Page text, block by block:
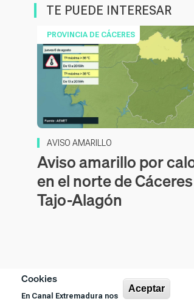
Cookies
En Canal Extremadura nos
Aceptar
TE PUEDE INTERESAR
PROVINCIA DE CÁCERES
AVISO AMARILLO
Aviso amarillo por
en el norte de
Tajo-Alagón